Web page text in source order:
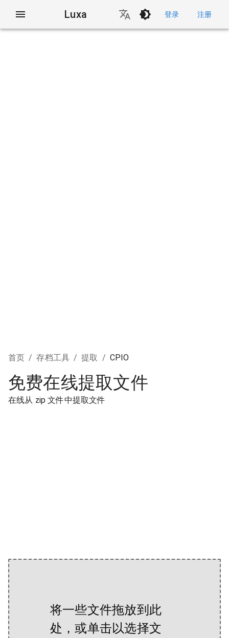
Luxa 登录 注册
首页 / 存档工具 / 提取 / CPIO
免费在线提取文件
在线从 zip 文件中提取文件
将一些文件拖放到此
处，或单击以选择文